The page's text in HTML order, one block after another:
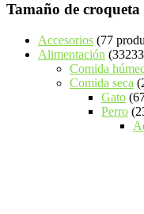
Tamaño de croqueta
Accesorios 77
Alimentación 332
Comida
Comida seca
Gato
Perro